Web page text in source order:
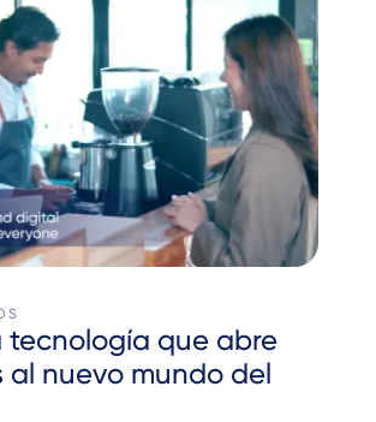
tecnología que abre
al nuevo mundo del